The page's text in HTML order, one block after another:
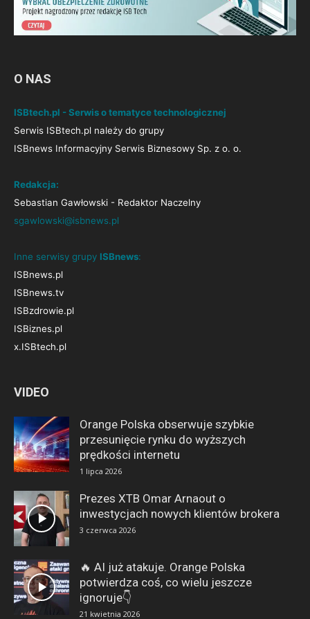
O NAS
ISBtech.pl - Serwis o tematyce technologicznej
Serwis ISBtech.pl należy do grupy
ISBnews Informacyjny Serwis Biznesowy Sp. z o. o.
Redakcja:
Sebastian Gawłowski - Redaktor Naczelny
sgawlowski@isbnews.pl
Inne serwisy grupy ISBnews:
ISBnews.pl
ISBnews.tv
ISBzdrowie.pl
ISBiznes.pl
x.ISBtech.pl
VIDEO
Orange Polska obserwuje szybkie
przesunięcie rynku do wyższych
prędkości internetu
1 lipca 2026
Prezes XTB Omar Arnaout o
inwestycjach nowych klientów brokera
3 czerwca 2026
🔥 AI już atakuje. Orange Polska
potwierdza coś, co wielu jeszcze
ignoruje👇
21 kwietnia 2026